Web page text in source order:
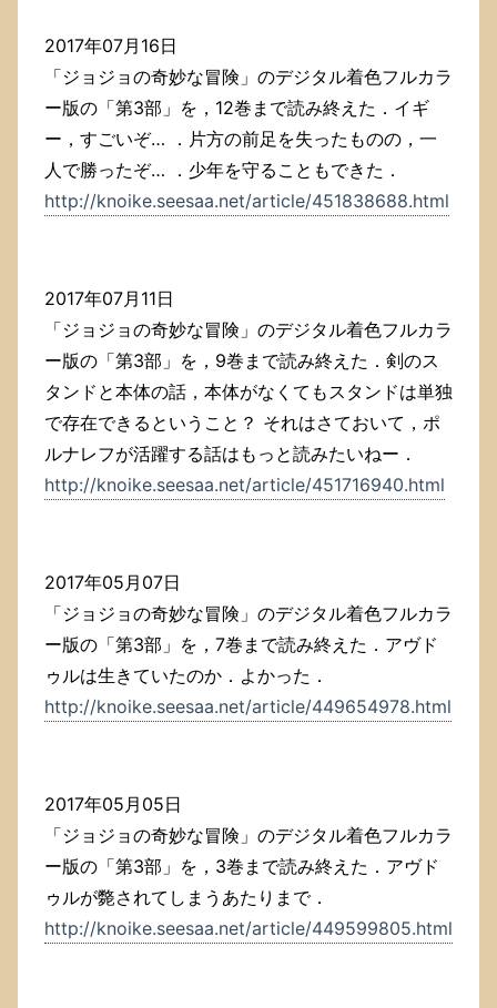
2017年07月16日
「ジョジョの奇妙な冒険」のデジタル着色フルカラ
ー版の「第3部」を，12巻まで読み終えた．イギ
ー，すごいぞ… ．片方の前足を失ったものの，一
人で勝ったぞ… ．少年を守ることもできた．
http://knoike.seesaa.net/article/451838688.html
2017年07月11日
「ジョジョの奇妙な冒険」のデジタル着色フルカラ
ー版の「第3部」を，9巻まで読み終えた．剣のス
タンドと本体の話，本体がなくてもスタンドは単独
で存在できるということ？ それはさておいて，ポ
ルナレフが活躍する話はもっと読みたいねー．
http://knoike.seesaa.net/article/451716940.html
2017年05月07日
「ジョジョの奇妙な冒険」のデジタル着色フルカラ
ー版の「第3部」を，7巻まで読み終えた．アヴド
ゥルは生きていたのか．よかった．
http://knoike.seesaa.net/article/449654978.html
2017年05月05日
「ジョジョの奇妙な冒険」のデジタル着色フルカラ
ー版の「第3部」を，3巻まで読み終えた．アヴド
ゥルが斃されてしまうあたりまで．
http://knoike.seesaa.net/article/449599805.html